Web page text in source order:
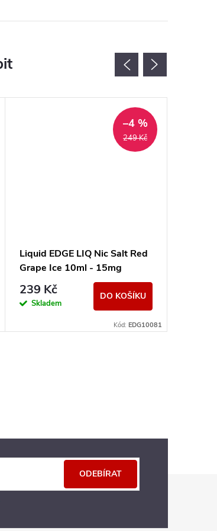
249 Kč
–4 %
Liquid EDGE LIQ Nic Salt Red
Grape Ice 10ml - 15mg
239 Kč
Skladem
DO KOŠÍKU
Kód: EDG10081
ODEBÍRAT